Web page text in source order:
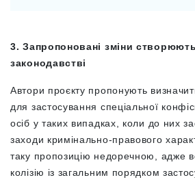
3. Запропоновані зміни створюють
законодавстві
Автори проєкту пропонують
для застосування спеціальної
осіб у таких випадках, коли до них
заходи кримінально-правового
таку пропозицію недоречною, адже
колізію із загальним порядком